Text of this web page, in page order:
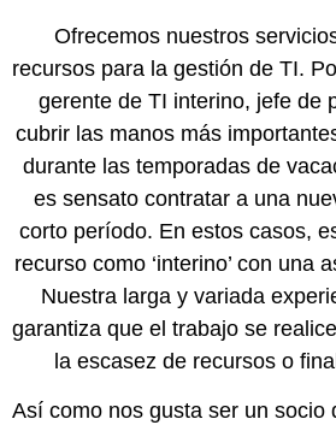
Ofrecemos nuestros
recursos para la gestión de TI.
gerente de TI interino, jefe de
cubrir las manos más
durante las temporadas de
es sensato contratar a una
corto período. En estos casos,
recurso como ‘interino’ con una
Nuestra larga y variada
garantiza que el trabajo se
la escasez de recursos o
Así como nos gusta ser un socio